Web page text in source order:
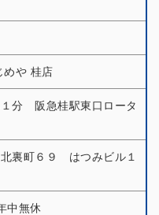
めや 桂店
分 阪急桂駅東口ロータ
裏町６９ はつみビル１
無休